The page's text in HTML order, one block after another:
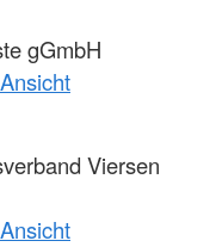
gGmbH
Viersen